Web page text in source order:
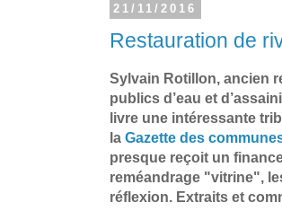
21/11/2016
Restauration de
Sylvain Rotillon, ancien
publics d’eau et
livre une intéressante
la Gazette des
presque reçoit un
reméandrage "vitrine",
réflexion. Extraits et